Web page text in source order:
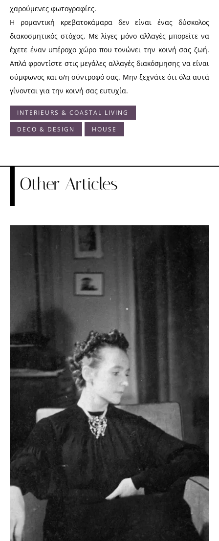
χαρούμενες φωτογραφίες.
Η ρομαντική κρεβατοκάμαρα δεν είναι ένας δύσκολος
διακοσμητικός στόχος. Με λίγες μόνο αλλαγές μπορείτε να
έχετε έναν υπέροχο χώρο που τονώνει την κοινή σας ζωή.
Απλά φροντίστε στις μεγάλες αλλαγές διακόσμησης να είναι
σύμφωνος και ο/η σύντροφό σας. Μην ξεχνάτε ότι όλα αυτά
γίνονται για την κοινή σας ευτυχία.
INTERIEURS & COASTAL LIVING
DECO & DESIGN
HOUSE
Other Articles